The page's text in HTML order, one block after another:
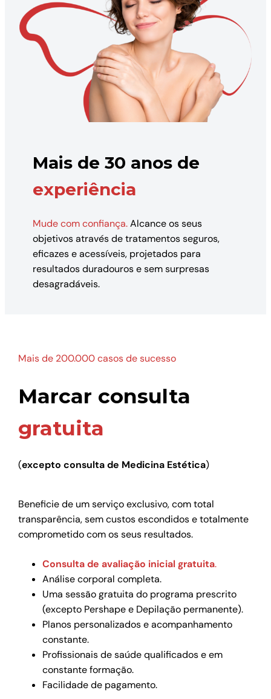
Mais de 30 anos de
experiência
Mude com confiança.Alcance os seus
objetivos através de tratamentos seguros,
eficazes e acessíveis, projetados para
resultados duradouros e sem surpresas
desagradáveis.
Mais de 200.000 casos de sucesso
Marcar consulta
gratuita
(excepto consulta de Medicina Estética)
Beneficie de um serviço exclusivo, com total
transparência, sem custos escondidos e totalmente
comprometido com os seus resultados.
Consulta de avaliação inicial gratuita.
Análise corporal completa.
Uma sessão gratuita do programa prescrito
(excepto Pershape e Depilação permanente).
Planos personalizados e acompanhamento
constante.
Profissionais de saúde qualificados e em
constante formação.
Facilidade de pagamento.